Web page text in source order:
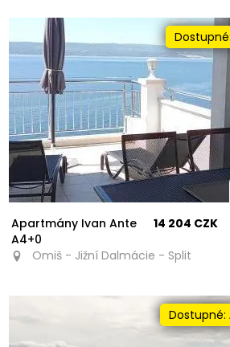
Apartmány Ivan Ante
A4+0
14 204 CZK
Omiš - Jižní Dalmácie - Split
Dostupné: